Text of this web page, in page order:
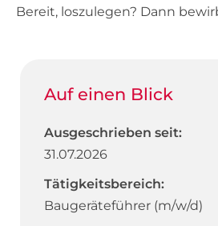
Bereit, loszulegen? Dann
Auf einen Blick
Ausgeschrieben seit:
31.07.2026
Tätigkeitsbereich:
Baugeräteführer (m/w/d)